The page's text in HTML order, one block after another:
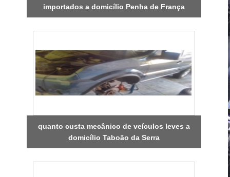
importados a domicílio Penha de França
quanto custa mecânico de veículos leves a
domicílio Taboão da Serra